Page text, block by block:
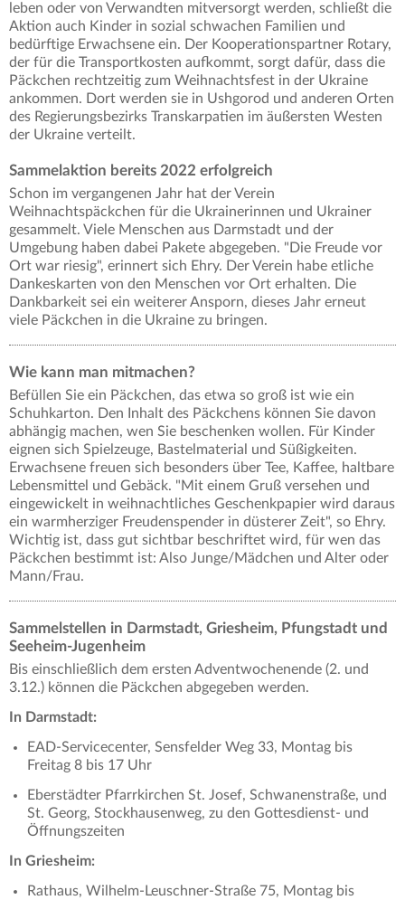
leben oder von Verwandten mitversorgt werden, schließt die
Aktion auch Kinder in sozial schwachen Familien und
bedürftige Erwachsene ein. Der Kooperationspartner Rotary,
der für die Transportkosten aufkommt, sorgt dafür, dass die
Päckchen rechtzeitig zum Weihnachtsfest in der Ukraine
ankommen. Dort werden sie in Ushgorod und anderen Orten
des Regierungsbezirks Transkarpatien im äußersten Westen
der Ukraine verteilt.
Sammelaktion bereits 2022 erfolgreich
Schon im vergangenen Jahr hat der Verein
Weihnachtspäckchen für die Ukrainerinnen und Ukrainer
gesammelt. Viele Menschen aus Darmstadt und der
Umgebung haben dabei Pakete abgegeben. "Die Freude vor
Ort war riesig", erinnert sich Ehry. Der Verein habe etliche
Dankeskarten von den Menschen vor Ort erhalten. Die
Dankbarkeit sei ein weiterer Ansporn, dieses Jahr erneut
viele Päckchen in die Ukraine zu bringen.
Wie kann man mitmachen?
Befüllen Sie ein Päckchen, das etwa so groß ist wie ein
Schuhkarton. Den Inhalt des Päckchens können Sie davon
abhängig machen, wen Sie beschenken wollen. Für Kinder
eignen sich Spielzeuge, Bastelmaterial und Süßigkeiten.
Erwachsene freuen sich besonders über Tee, Kaffee, haltbare
Lebensmittel und Gebäck. "Mit einem Gruß versehen und
eingewickelt in weihnachtliches Geschenkpapier wird daraus
ein warmherziger Freudenspender in düsterer Zeit", so Ehry.
Wichtig ist, dass gut sichtbar beschriftet wird, für wen das
Päckchen bestimmt ist: Also Junge/Mädchen und Alter oder
Mann/Frau.
Sammelstellen in Darmstadt, Griesheim, Pfungstadt und
Seeheim-Jugenheim
Bis einschließlich dem ersten Adventwochenende (2. und
3.12.) können die Päckchen abgegeben werden.
In Darmstadt:
EAD-Servicecenter, Sensfelder Weg 33, Montag bis
Freitag 8 bis 17 Uhr
Eberstädter Pfarrkirchen St. Josef, Schwanenstraße, und
St. Georg, Stockhausenweg, zu den Gottesdienst- und
Öffnungszeiten
In Griesheim:
Rathaus, Wilhelm-Leuschner-Straße 75, Montag bis